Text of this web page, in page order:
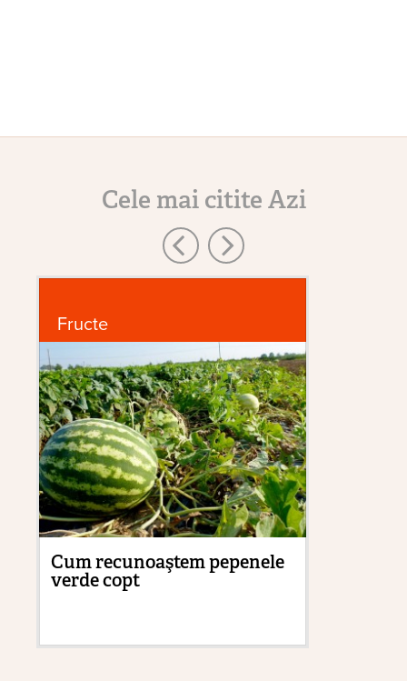
Cele mai citite Azi
Fructe
Cum recunoaştem pepenele
verde copt